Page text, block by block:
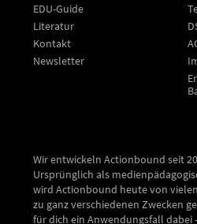
EDU-Guide
Literatur
Kontakt
Newsletter
Wir entwickeln Actionbound seit
Ursprünglich als
wird Actionbound heute von
zu ganz verschiedenen Zwecken
für dich ein Anwendungsfall dabei